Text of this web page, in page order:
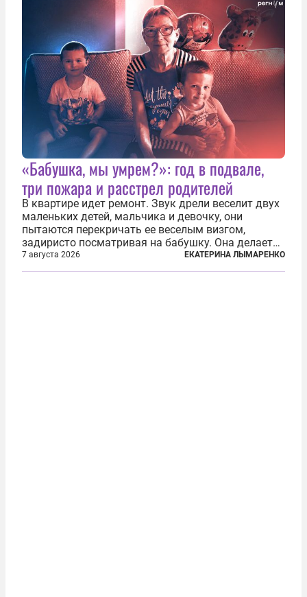
«Бабушка, мы умрем?»: год в подвале,
три пожара и расстрел родителей
В квартире идет ремонт. Звук дрели веселит двух
маленьких детей, мальчика и девочку, они
пытаются перекричать ее веселым визгом,
задиристо посматривая на бабушку. Она делает
им замечание, но внуки чувствуют, что она
сердится невсерьез. И это правда: дрель, конечно,
7 августа 2026 ЕКАТЕРИНА ЛЫМАРЕНКО